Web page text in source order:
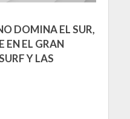
DOMINA EL SUR,
EN EL GRAN
Y LAS